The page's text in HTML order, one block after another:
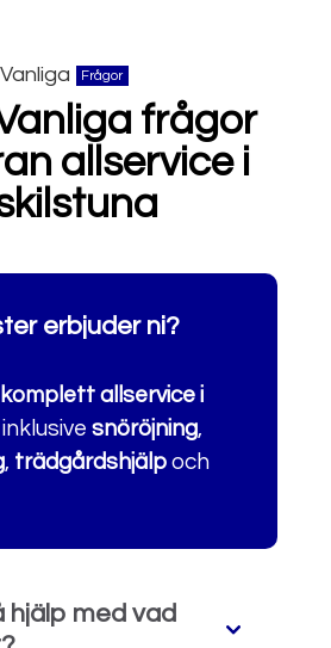
Vanliga Frågor
frågor
allservice i
erbjuder ni?
komplett allservice i
inklusive snöröjning,
, trädgårdshjälpoch
hjälp med vad